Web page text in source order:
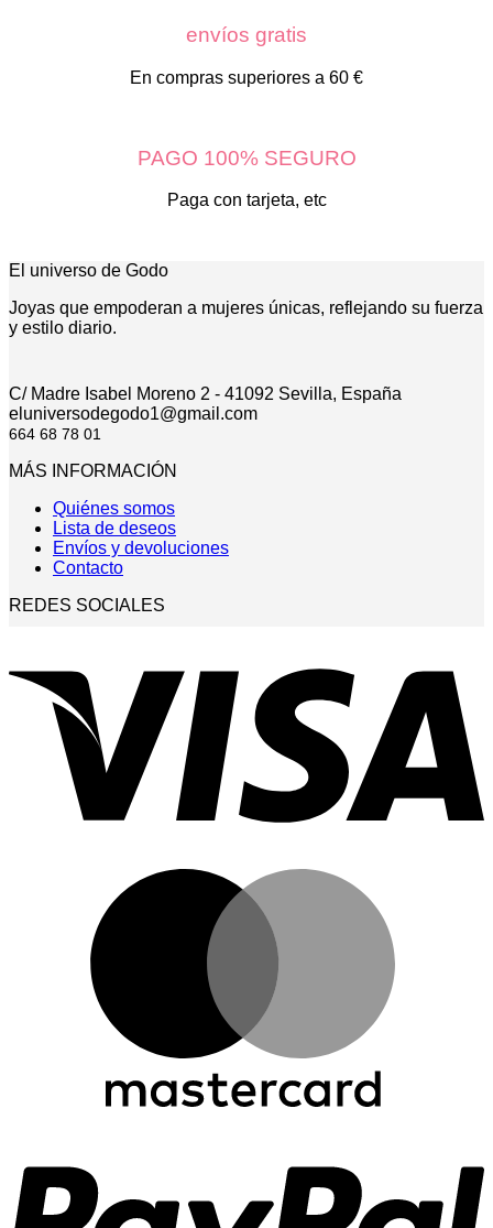
envíos gratis
En compras superiores a 60 €
PAGO 100% SEGURO
Paga con tarjeta, etc
El universo de Godo
Joyas que empoderan a mujeres únicas, reflejando su fuerza
y estilo diario.
C/ Madre Isabel Moreno 2 - 41092 Sevilla, España
eluniversodegodo1@gmail.com
664 68 78 01
MÁS INFORMACIÓN
Quiénes somos
Lista de deseos
Envíos y devoluciones
Contacto
REDES SOCIALES